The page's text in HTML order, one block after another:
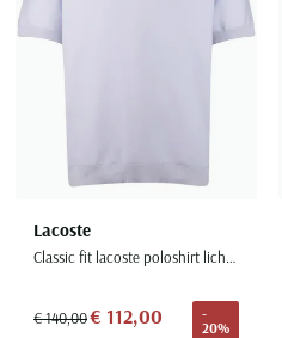
Lacoste
Classic fit lacoste poloshirt lichtblauw
€ 140,00€ 112,00
-
20%